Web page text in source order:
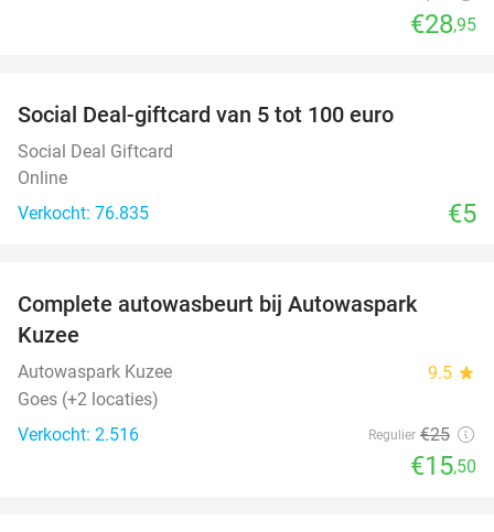
€28,95
Social Deal-giftcard van 5 tot 100 euro
Social Deal Giftcard
Online
Verkocht: 76.835
€5
Complete autowasbeurt bij Autowaspark
Kuzee
Autowaspark Kuzee 9.5 star
Goes (+2 locaties)
Verkocht: 2.516
Regulier €25
€15,50